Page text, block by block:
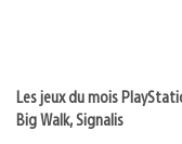
Les jeux du mois
Big Walk, Signalis